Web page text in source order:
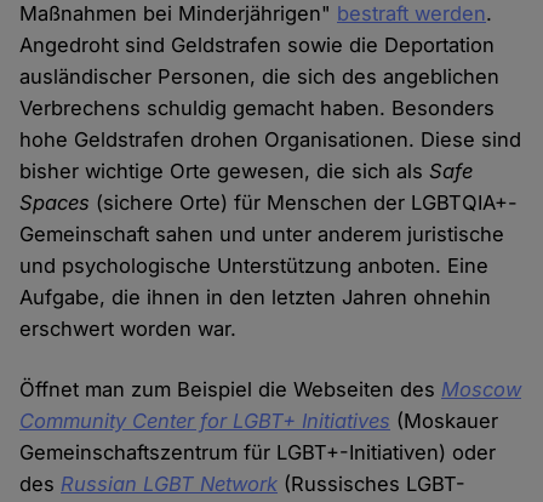
Maßnahmen bei Minderjährigen" bestraft werden.
Angedroht sind Geldstrafen sowie die Deportation
ausländischer Personen, die sich des angeblichen
Verbrechens schuldig gemacht haben. Besonders
hohe Geldstrafen drohen Organisationen. Diese sind
bisher wichtige Orte gewesen, die sich alsSafe
Spaces (sichere Orte) für Menschen der LGBTQIA+-
Gemeinschaft sahen und unter anderem juristische
und psychologische Unterstützung anboten. Eine
Aufgabe, die ihnen in den letzten Jahren ohnehin
erschwert worden war.
Öffnet man zum Beispiel die Webseiten des Moscow
Community Center for LGBT+ Initiatives (Moskauer
Gemeinschaftszentrum für LGBT+-Initiativen) oder
des Russian LGBT Network (Russisches LGBT-